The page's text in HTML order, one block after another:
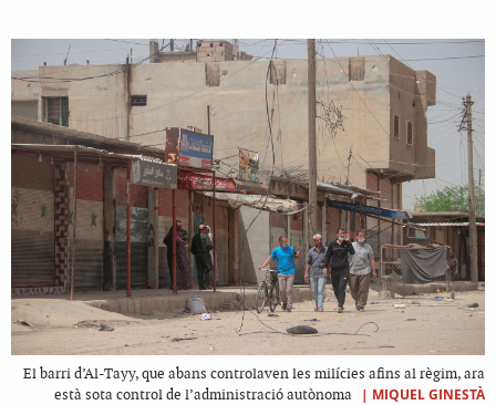
El barri d’Al-Tayy, que abans controlaven les milícies afins al règim, ara
està sota control de l’administració autònoma
| MIQUEL GINESTÀ